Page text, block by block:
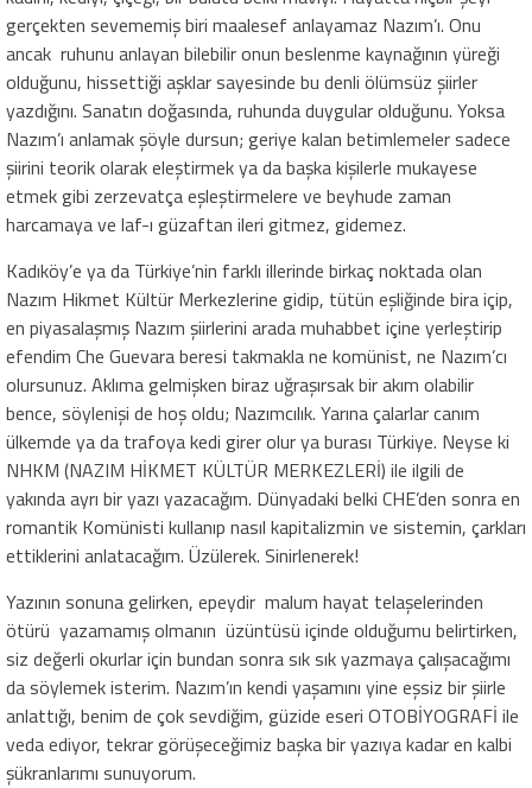
gerçekten sevememiş biri maalesef anlayamaz Nazım’ı. Onu
ancak ruhunu anlayan bilebilir onun beslenme kaynağının yüreği
olduğunu, hissettiği aşklar sayesinde bu denli ölümsüz şiirler
yazdığını. Sanatın doğasında, ruhunda duygular olduğunu. Yoksa
Nazım’ı anlamak şöyle dursun; geriye kalan betimlemeler sadece
şiirini teorik olarak eleştirmek ya da başka kişilerle mukayese
etmek gibi zerzevatça eşleştirmelere ve beyhude zaman
harcamaya ve laf-ı güzaftan ileri gitmez, gidemez.
Kadıköy’e ya da Türkiye’nin farklı illerinde birkaç noktada olan
Nazım Hikmet Kültür Merkezlerine gidip, tütün eşliğinde bira içip,
en piyasalaşmış Nazım şiirlerini arada muhabbet içine yerleştirip
efendim Che Guevara beresi takmakla ne komünist, ne Nazım’cı
olursunuz. Aklıma gelmişken biraz uğraşırsak bir akım olabilir
bence, söylenişi de hoş oldu; Nazımcılık. Yarına çalarlar canım
ülkemde ya da trafoya kedi girer olur ya burası Türkiye. Neyse ki
NHKM (NAZIM HİKMET KÜLTÜR MERKEZLERİ) ile ilgili de
yakında ayrı bir yazı yazacağım. Dünyadaki belki CHE’den sonra en
romantik Komünisti kullanıp nasıl kapitalizmin ve sistemin, çarkları
ettiklerini anlatacağım. Üzülerek. Sinirlenerek!
Yazının sonuna gelirken, epeydir malum hayat telaşelerinden
ötürü yazamamış olmanın üzüntüsü içinde olduğumu belirtirken,
siz değerli okurlar için bundan sonra sık sık yazmaya çalışacağımı
da söylemek isterim. Nazım’ın kendi yaşamını yine eşsiz bir şiirle
anlattığı, benim de çok sevdiğim, güzide eseri OTOBİYOGRAFİ ile
veda ediyor, tekrar görüşeceğimiz başka bir yazıya kadar en kalbi
şükranlarımı sunuyorum.